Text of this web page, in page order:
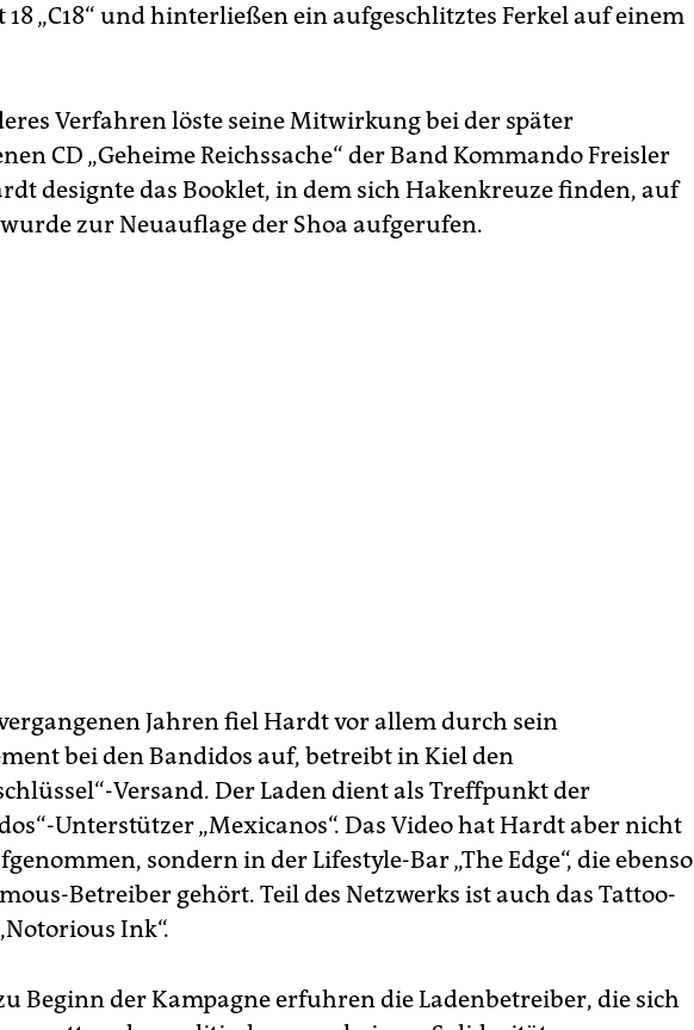
18 „C18“ und hinterließen ein aufgeschlitztes Ferkel auf einem
Verfahren löste seine Mitwirkung bei der später
CD „Geheime Reichssache“ der Band Kommando Freisler
designte das Booklet, in dem sich Hakenkreuze finden, auf
zur Neuauflage der Shoa aufgerufen.
Jahren fiel Hardt vor allem durch sein
bei den Bandidos auf, betreibt in Kiel den
Versand. Der Laden dient als Treffpunkt der
Unterstützer „Mexicanos“. Das Video hat Hardt aber nicht
sondern in der Lifestyle-Bar „The Edge“, die ebenso
Betreiber gehört. Teil des Netzwerks ist auch das Tattoo-
Ink“.
Beginn der Kampagne erfuhren die Ladenbetreiber, die sich